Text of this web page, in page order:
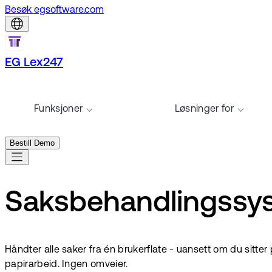
Besøk egsoftware.com
EG Lex247
Funksjoner Løsninger for
Bestill Demo
Håndter alle saker fra én brukerflate - uansett om du
papirarbeid. Ingen omveier.